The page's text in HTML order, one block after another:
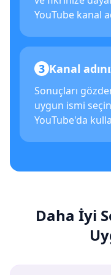
YouTube kanal
3 Kanal
Sonuçları
uygun ismi
YouTube'da
Daha İyi